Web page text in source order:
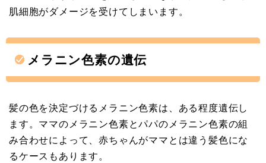
肌細胞がダメージを受けてしまいます。
メラニン色素の遺伝
髪の色を決定づけるメラニン色素は、ある程度遺伝し
ます。ママのメラニン色素とパパのメラニン色素の組
み合わせによって、赤ちゃんがママとは違う髪色にな
るケースもあります。